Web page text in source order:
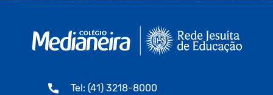
Tel: (41) 3218-8000